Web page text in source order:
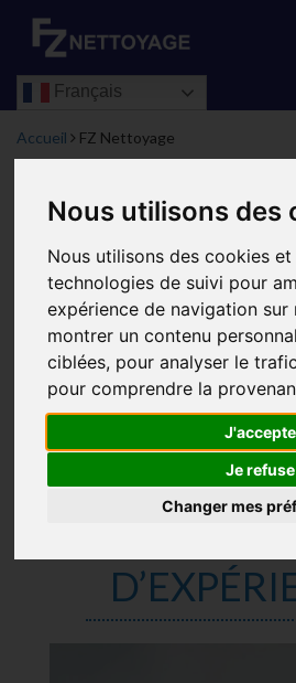
Nous utilisons des
Nous utilisons des cookies
technologies de suivi pour
expérience de navigation
montrer un contenu
ciblées, pour analyser le
pour comprendre la
J'accepte
Je refuse
Changer mes
Français
Accueil FZ Nettoyage
FZ